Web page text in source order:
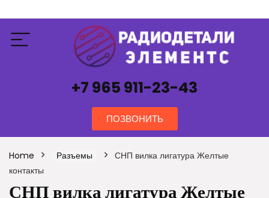
+7 965 911-23-43
ПОЗВОНИТЬ
Home Разъемы
СНП вилка лигатура Желтые
контакты
СНП вилка лигатура Желтые